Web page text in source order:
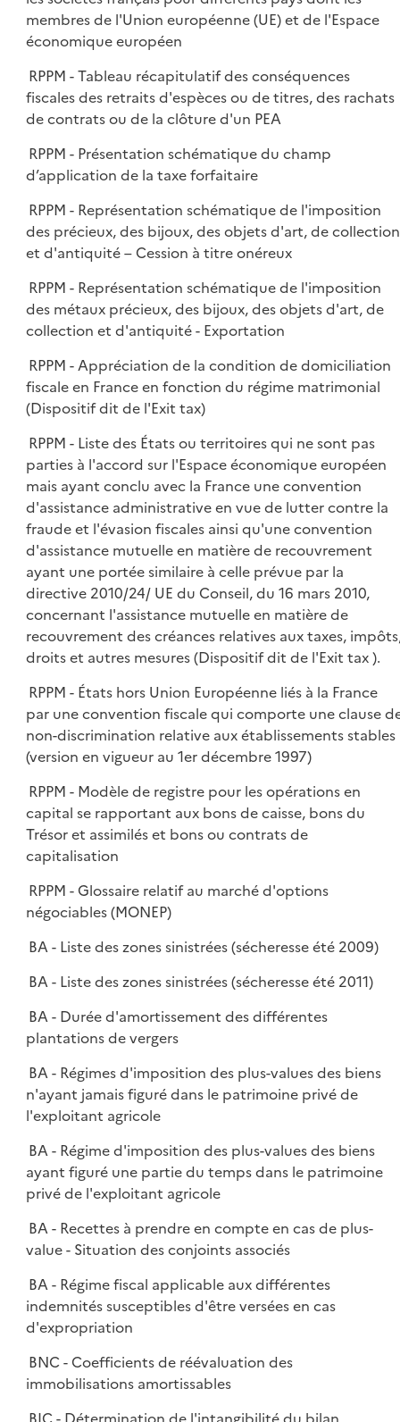
membres de l'Union européenne (UE) et de l'Espace
économique européen
RPPM - Tableau récapitulatif des conséquences
fiscales des retraits d'espèces ou de titres, des rachats
de contrats ou de la clôture d'un PEA
RPPM - Présentation schématique du champ
d’application de la taxe forfaitaire
RPPM - Représentation schématique de l'imposition
des précieux, des bijoux, des objets d'art, de collection
et d'antiquité – Cession à titre onéreux
RPPM - Représentation schématique de l'imposition
des métaux précieux, des bijoux, des objets d'art, de
collection et d'antiquité - Exportation
RPPM - Appréciation de la condition de domiciliation
fiscale en France en fonction du régime matrimonial
(Dispositif dit de l'Exit tax)
RPPM - Liste des États ou territoires qui ne sont pas
parties à l'accord sur l'Espace économique européen
mais ayant conclu avec la France une convention
d'assistance administrative en vue de lutter contre la
fraude et l'évasion fiscales ainsi qu'une convention
d'assistance mutuelle en matière de recouvrement
ayant une portée similaire à celle prévue par la
directive 2010/24/ UE du Conseil, du 16 mars 2010,
concernant l'assistance mutuelle en matière de
recouvrement des créances relatives aux taxes,
droits et autres mesures (Dispositif dit de l'Exit tax ).
RPPM - États hors Union Européenne liés à la France
par une convention fiscale qui comporte une clause
non-discrimination relative aux établissements stables
(version en vigueur au 1er décembre 1997)
RPPM - Modèle de registre pour les opérations en
capital se rapportant aux bons de caisse, bons du
Trésor et assimilés et bons ou contrats de
capitalisation
RPPM - Glossaire relatif au marché d'options
négociables (MONEP)
BA - Liste des zones sinistrées (sécheresse été 2009)
BA - Liste des zones sinistrées (sécheresse été 2011)
BA - Durée d'amortissement des différentes
plantations de vergers
BA - Régimes d'imposition des plus-values des biens
n'ayant jamais figuré dans le patrimoine privé de
l'exploitant agricole
BA - Régime d'imposition des plus-values des biens
ayant figuré une partie du temps dans le patrimoine
privé de l'exploitant agricole
BA - Recettes à prendre en compte en cas de plus-
value - Situation des conjoints associés
BA - Régime fiscal applicable aux différentes
indemnités susceptibles d'être versées en cas
d'expropriation
BNC - Coefficients de réévaluation des
immobilisations amortissables